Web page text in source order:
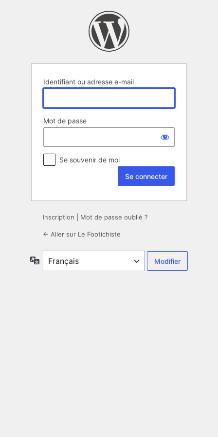
Identifiant ou adresse e-mail
Mot de passe
Se souvenir de moi
Inscription Mot de passe oublié ?
← Aller sur Le Footichiste
Langue